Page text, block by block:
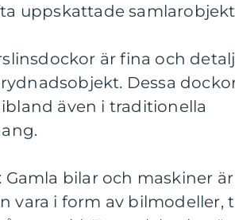
uppskattade
är fina och
Dessa
även i traditionella
Gamla bilar och maskiner
vara i form av bilmodeller,